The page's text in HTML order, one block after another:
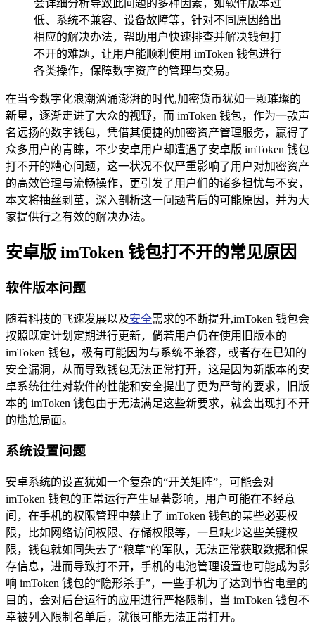
会详细分析导致此问题的多种因素，如软件版本过
低、系统不兼容、设备故障等，针对不同原因给出
相应的解决办法，帮助用户快速排查并解决钱包打
不开的难题，让用户能顺利使用 imToken 钱包进行
各类操作，保障数字资产的管理与交易。
在当今数字化浪潮汹涌澎湃的时代,加密货币犹如一颗璀璨的
新星，逐渐走进了大众的视野，而 imToken 钱包，作为一款声
名远扬的数字钱包，凭借其便捷的加密资产管理服务，赢得了
众多用户的青睐，不少安卓用户却遭遇了安卓版 imToken 钱包
打不开的糟心问题，这一状况不仅严重影响了用户对加密资产
的高效管理与流畅操作，更引发了用户们的诸多担忧与不安，
本文将抽丝剥茧，深入剖析这一问题背后的可能原因，并为大
家提供行之有效的解决办法。
安卓版 imToken 钱包打不开的常见原因
软件版本问题
随着科技的飞速发展以及安全需求的不断提升,imToken 钱包会
按照既定计划定期进行更新，倘若用户仍在使用旧版本的
imToken 钱包，极有可能因为与系统不兼容，或者存在已知的
安全漏洞，从而导致钱包无法正常打开，这是因为新版本的安
卓系统往往对软件的性能和安全提出了更为严苛的要求，旧版
本的 imToken 钱包由于无法满足这些新要求，就会出现打不开
的尴尬局面。
系统设置问题
安卓系统的设置犹如一个复杂的“开关矩阵”，可能会对
imToken 钱包的正常运行产生显著影响，用户可能在不经意
间，在手机的权限管理中禁止了 imToken 钱包的某些必要权
限，比如网络访问权限、存储权限等，一旦缺少这些关键权
限，钱包就如同失去了“粮草”的军队，无法正常获取数据和保
存信息，进而导致打不开，手机的电池管理设置也可能成为影
响 imToken 钱包的“隐形杀手”，一些手机为了达到节省电量的
目的，会对后台运行的应用进行严格限制，当 imToken 钱包不
幸被列入限制名单后，就很可能无法正常打开。